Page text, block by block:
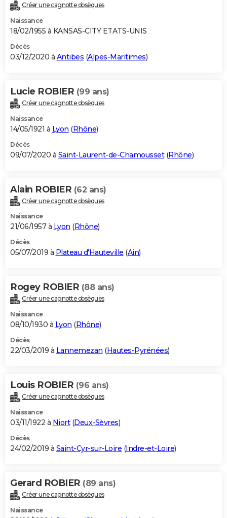
Créer une cagnotte obsèques
Naissance
18/02/1955 à KANSAS-CITY ETATS-UNIS
Décès
03/12/2020 à Antibes (Alpes-Maritimes)
Lucie ROBIER (99 ans)
Créer une cagnotte obsèques
Naissance
14/05/1921 à Lyon (Rhône)
Décès
09/07/2020 à Saint-Laurent-de-Chamousset(Rhône)
Alain ROBIER (62 ans)
Créer une cagnotte obsèques
Naissance
21/06/1957 à Lyon (Rhône)
Décès
05/07/2019 à Plateau d'Hauteville (Ain)
Rogey ROBIER (88 ans)
Créer une cagnotte obsèques
Naissance
08/10/1930 à Lyon (Rhône)
Décès
22/03/2019 à Lannemezan (Hautes-Pyrénées)
Louis ROBIER (96 ans)
Créer une cagnotte obsèques
Naissance
03/11/1922 à Niort(Deux-Sèvres)
Décès
24/02/2019 à Saint-Cyr-sur-Loire (Indre-et-Loire)
Gerard ROBIER (89 ans)
Créer une cagnotte obsèques
Naissance